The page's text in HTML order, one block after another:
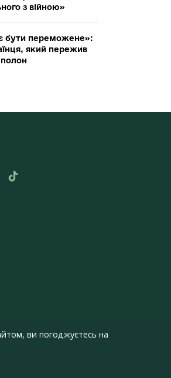
з війною»
бути переможене»:
який пережив
полон
ви погоджуєтесь на